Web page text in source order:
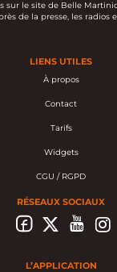
sur le site de Belle
de la presse, les radios
LIENS UTILES
À propos
Contact
Tarifs
Widgets
CGU / RGPD
RÉSEAUX SOCIAUX
L’APPLICATION